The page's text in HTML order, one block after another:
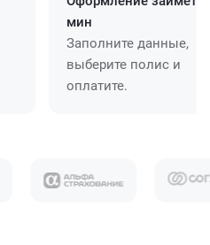
мин
Заполните данные,
выберите полис и
оплатите.